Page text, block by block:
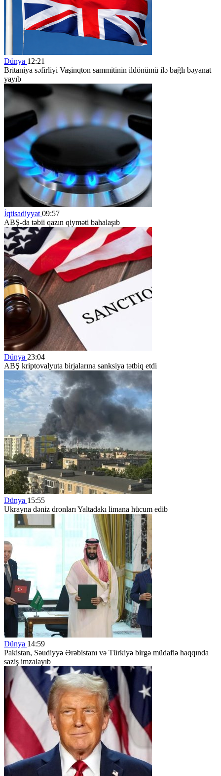
Dünya 12:21
Britaniya səfirliyi Vaşinqton sammitinin ildönümü ilə bağlı bəyanat
yayıb
İqtisadiyyat 09:57
ABŞ-da təbii qazın qiyməti bahalaşıb
Dünya 23:04
ABŞ kriptovalyuta birjalarına sanksiya tətbiq etdi
Dünya 15:55
Ukrayna dəniz dronları Yaltadakı limana hücum edib
Dünya 14:59
Pakistan, Səudiyyə Ərəbistanı və Türkiyə birgə müdafiə haqqında
saziş imzalayıb